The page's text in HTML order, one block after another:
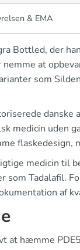
& EMA
Bottled, der
at
som
medicin uden
medicin til
Tadalafil.
af
at hæmme